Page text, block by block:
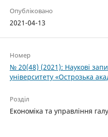
Опубліковано
2021-04-13
Номер
№ 20(48) (2021): Наукові
університету «Острозька
Розділ
Економіка та управління